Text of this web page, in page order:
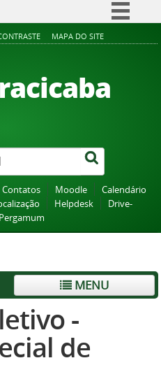
Simplifique!
Participe
Acesso à informação
Canais
MAPA DO SITE
Contatos Moodle
Calendário
Helpdesk
Drive-
Pergamum
MENU
-
de